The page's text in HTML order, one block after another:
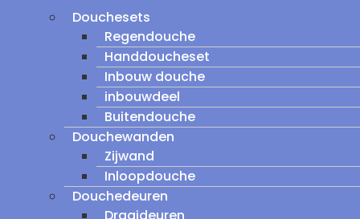
Douchesets
Regendouche
Handdoucheset
Inbouw douche
inbouwdeel
Buitendouche
Douchewanden
Zijwand
Inloopdouche
Douchedeuren
Draaideuren